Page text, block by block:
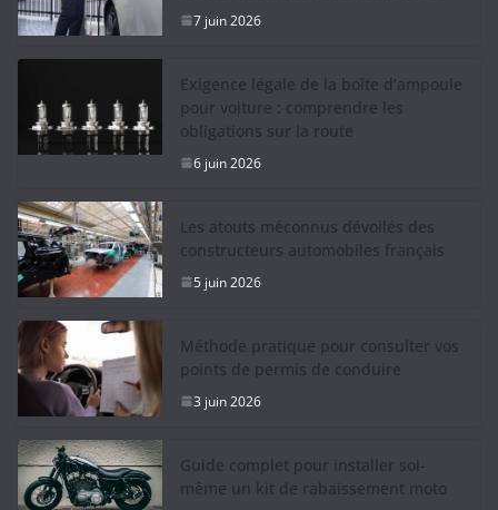
7 juin 2026
Exigence légale de la boîte d’ampoule
pour voiture : comprendre les
obligations sur la route
6 juin 2026
Les atouts méconnus dévoilés des
constructeurs automobiles français
5 juin 2026
Méthode pratique pour consulter vos
points de permis de conduire
3 juin 2026
Guide complet pour installer soi-
même un kit de rabaissement moto